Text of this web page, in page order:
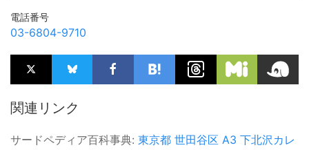
電話番号
03-6804-9710
関連リンク
サードペディア百科事典: 東京都 世田谷区 A3 下北沢カレ